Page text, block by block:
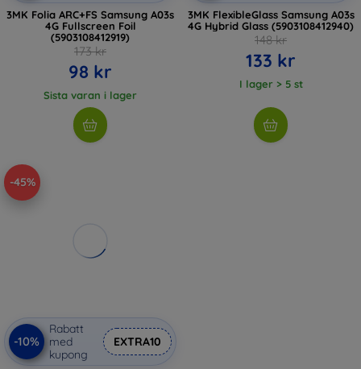
3MK Folia ARC+FS Samsung A03s
4G Fullscreen Foil
(5903108412919)
173 kr
98 kr
Sista varan i lager
3MK FlexibleGlass Samsung A03s
4G Hybrid Glass (5903108412940)
148 kr
133 kr
I lager > 5 st
-45%
-10%
Rabatt
med
kupong
EXTRA10